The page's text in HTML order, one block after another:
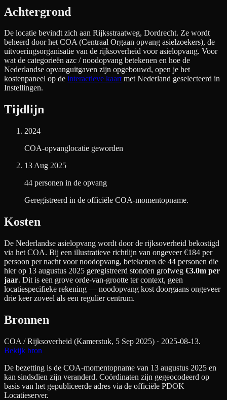
Achtergrond
De locatie bevindt zich aan Rijksstraatweg, Dordrecht. Ze wordt
beheerd door het COA (Centraal Orgaan opvang asielzoekers), de
uitvoeringsorganisatie van de rijksoverheid voor asielopvang. Voor
wat de categorieën azc / noodopvang betekenen en hoe de
Nederlandse opvanguitgaven zijn opgebouwd, open je het
kostenpaneel op de interactieve kaart met Nederland geselecteerd in
Instellingen.
Tijdlijn
2024
COA-opvanglocatie geworden
13 Aug 2025
44 personen in de opvang
Geregistreerd in de officiële COA-momentopname.
Kosten
De Nederlandse asielopvang wordt door de rijksoverheid bekostigd
via het COA. Bij een illustratieve richtlijn van ongeveer €184 per
persoon per nacht voor noodopvang, betekenen de 44 personen die
hier op 13 augustus 2025 geregistreerd stonden grofweg €3.0m per
jaar. Dit is een grove orde-van-grootte ter context, geen
locatiespecifieke rekening — noodopvang kost doorgaans ongeveer
drie keer zoveel als een regulier centrum.
Bronnen
COA / Rijksoverheid (Kamerstuk, 5 Sep 2025) · 2025-08-13.
Bekijk bron
De bezetting is de COA-momentopname van 13 augustus 2025 en
kan sindsdien zijn veranderd. Coördinaten zijn gegeocodeerd op
basis van het gepubliceerde adres via de officiële PDOK
Locatieserver.